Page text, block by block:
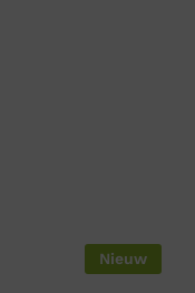
Nieuw